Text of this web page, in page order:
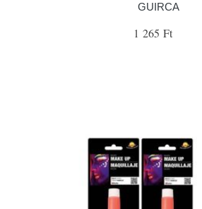
GUIRCA
1 265 Ft